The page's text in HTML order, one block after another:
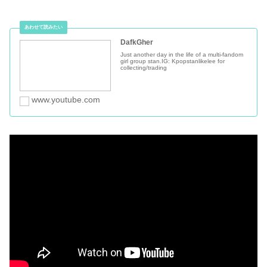
DafkGher
Just another day in the life of a multi-fandom
girl group stan.IG: Kpopstanlikelee for
collecting/trading
www.youtube.com